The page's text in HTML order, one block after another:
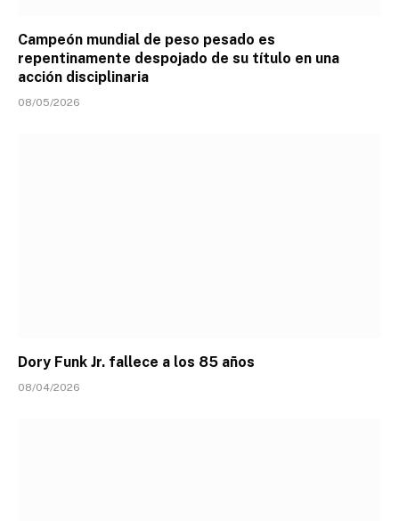
Campeón mundial de peso pesado es
repentinamente despojado de su título en una
acción disciplinaria
08/05/2026
Dory Funk Jr. fallece a los 85 años
08/04/2026